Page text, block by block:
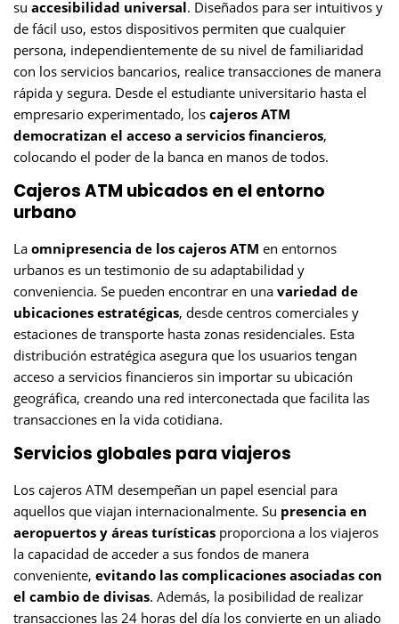
su accesibilidad universal. Diseñados para ser intuitivos y
de fácil uso, estos dispositivos permiten que cualquier
persona, independientemente de su nivel de familiaridad
con los servicios bancarios, realice transacciones de manera
rápida y segura. Desde el estudiante universitario hasta el
empresario experimentado, los cajeros ATM
democratizan el acceso a servicios financieros,
colocando el poder de la banca en manos de todos.
Cajeros ATM ubicados en el entorno
urbano
La omnipresencia de los cajeros ATM en entornos
urbanos es un testimonio de su adaptabilidad y
conveniencia. Se pueden encontrar en una variedad de
ubicaciones estratégicas, desde centros comerciales y
estaciones de transporte hasta zonas residenciales. Esta
distribución estratégica asegura que los usuarios tengan
acceso a servicios financieros sin importar su ubicación
geográfica, creando una red interconectada que facilita las
transacciones en la vida cotidiana.
Servicios globales para viajeros
Los cajeros ATM desempeñan un papel esencial para
aquellos que viajan internacionalmente. Su presencia en
aeropuertos y áreas turísticas proporciona a los viajeros
la capacidad de acceder a sus fondos de manera
conveniente, evitando las complicaciones asociadas con
el cambio de divisas. Además, la posibilidad de realizar
transacciones las 24 horas del día los convierte en un aliado